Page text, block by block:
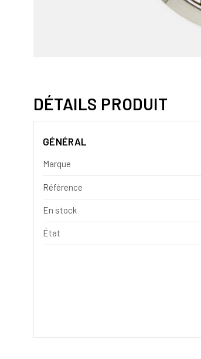
DÉTAILS PRODUIT
GÉNÉRAL
Marque
Référence
En stock
État